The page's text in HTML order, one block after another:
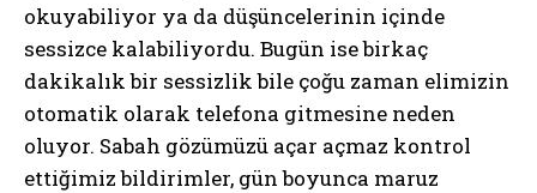
okuyabiliyor ya da düşüncelerinin içinde
sessizce kalabiliyordu. Bugün ise birkaç
dakikalık bir sessizlik bile çoğu zaman elimizin
otomatik olarak telefona gitmesine neden
oluyor. Sabah gözümüzü açar açmaz kontrol
ettiğimiz bildirimler, gün boyunca maruz